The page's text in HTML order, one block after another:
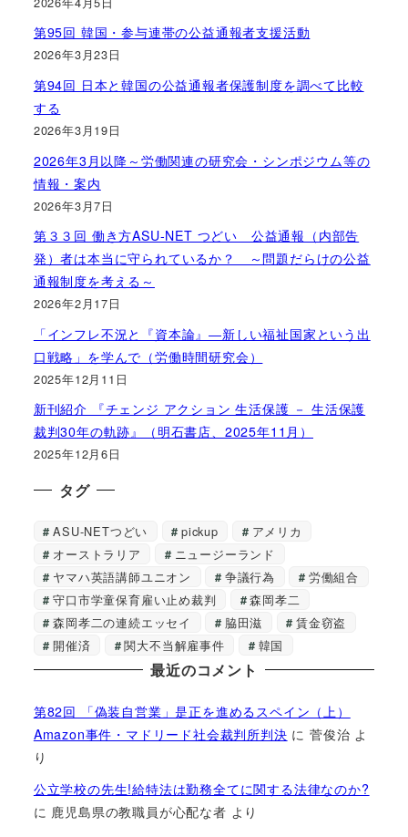
第95回 韓国・参与連帯の公益通報者支援活動
2026年3月23日
第94回 日本と韓国の公益通報者保護制度を調べて比較
する
2026年3月19日
2026年3月以降～労働関連の研究会・シンポジウム等の
情報・案内
2026年3月7日
第３３回 働き方ASU-NET つどい 公益通報（内部告
発）者は本当に守られているか？ ～問題だらけの公益
通報制度を考える～
2026年2月17日
「インフレ不況と『資本論』―新しい福祉国家という出
口戦略」を学んで（労働時間研究会）
2025年12月11日
新刊紹介 『チェンジ アクション 生活保護 － 生活保護
裁判30年の軌跡』（明石書店、2025年11月）
2025年12月6日
タグ
ASU-NETつどい pickup
アメリカ
オーストラリア
ニュージーランド
ヤマハ英語講師ユニオン
争議行為
労働組合
守口市学童保育雇い止め裁判
森岡孝二
森岡孝二の連続エッセイ
脇田滋
賃金窃盗
開催済
関大不当解雇事件 韓国
最近のコメント
第82回 「偽装自営業」是正を進めるスペイン（上）
Amazon事件・マドリード社会裁判所判決 に菅俊治 よ
り
公立学校の先生!給特法は勤務全てに関する法律なのか?
に 鹿児島県の教職員が心配な者 より